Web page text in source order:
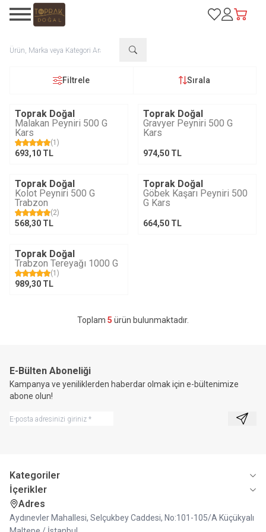
Favorilerim
Hesabım
Sepetim
Filtrele Sırala
Toprak Doğal
Malakan Peyniri 500 G
Kars
(1)
693,10 TL
Toprak Doğal
Gravyer Peyniri 500 G
Kars
974,50 TL
Toprak Doğal
Kolot Peyniri 500 G
Trabzon
(2)
568,30 TL
Toprak Doğal
Göbek Kaşarı Peyniri 500
G Kars
664,50 TL
Tükendi
Toprak Doğal
Trabzon Tereyağı 1000 G
(1)
989,30 TL
Toplam 5 ürün bulunmaktadır.
E-Bülten Aboneliği
Kampanya ve yeniliklerden haberdar olmak için e-bültenimize
abone olun!
Kayıt
Kategoriler
İçerikler
Adres
Aydınevler Mahallesi, Selçukbey Caddesi, No:101-105/A Küçükyalı